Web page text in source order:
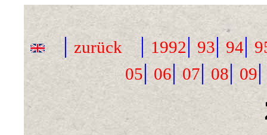
| zurück| 1992| 93| 94|
05|06|07| 08| 09